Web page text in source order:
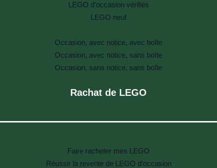
LEGO d'occasion vérifiés
LEGO neuf
Occasion, avec notice, avec boîte
Occasion, avec notice, sans boîte
Occasion, sans notice, sans boîte
Rachat de LEGO
Faire racheter mes LEGO
Réussir la revente de LEGO d’occasion